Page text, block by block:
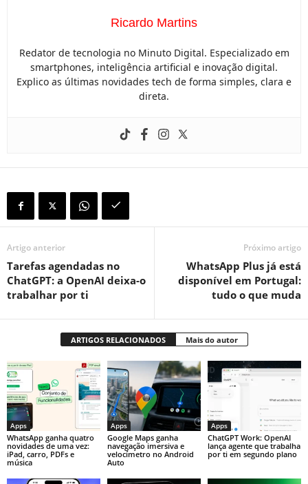
Ricardo Martins
Redator de tecnologia no Minuto Digital. Especializado em
smartphones, inteligência artificial e inovação digital.
Explico as últimas novidades tech de forma simples, clara e
direta.
Artigo anterior
Tarefas agendadas no
ChatGPT: a OpenAI deixa-o
trabalhar por ti
Próximo artigo
WhatsApp Plus já está
disponível em Portugal:
tudo o que muda
ARTIGOS RELACIONADOS Mais do autor
Apps
WhatsApp ganha quatro
novidades de uma vez:
iPad, carro, PDFs e
música
Apps
Google Maps ganha
navegação imersiva e
velocímetro no Android
Auto
Apps
ChatGPT Work: OpenAI
lança agente que trabalha
por ti em segundo plano